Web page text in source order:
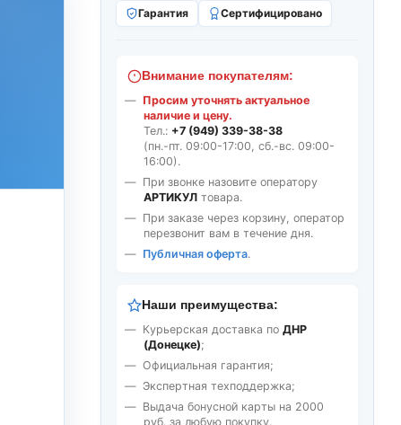
Гарантия Сертифицировано
Внимание покупателям:
Просим уточнять актуальное
наличие и цену.
Тел.: +7 (949) 339-38-38
(пн.-пт. 09:00-17:00, сб.-вс. 09:00-
16:00).
При звонке назовите оператору
АРТИКУЛ товара.
При заказе через корзину, оператор
перезвонит вам в течение дня.
Публичная оферта.
Наши преимущества:
Курьерская доставка по ДНР
(Донецке);
Официальная гарантия;
Экспертная техподдержка;
Выдача бонусной карты на 2000
руб. за любую покупку.